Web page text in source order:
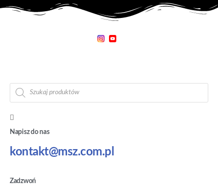
Napisz do nas
kontakt@msz.com.pl
Zadzwoń